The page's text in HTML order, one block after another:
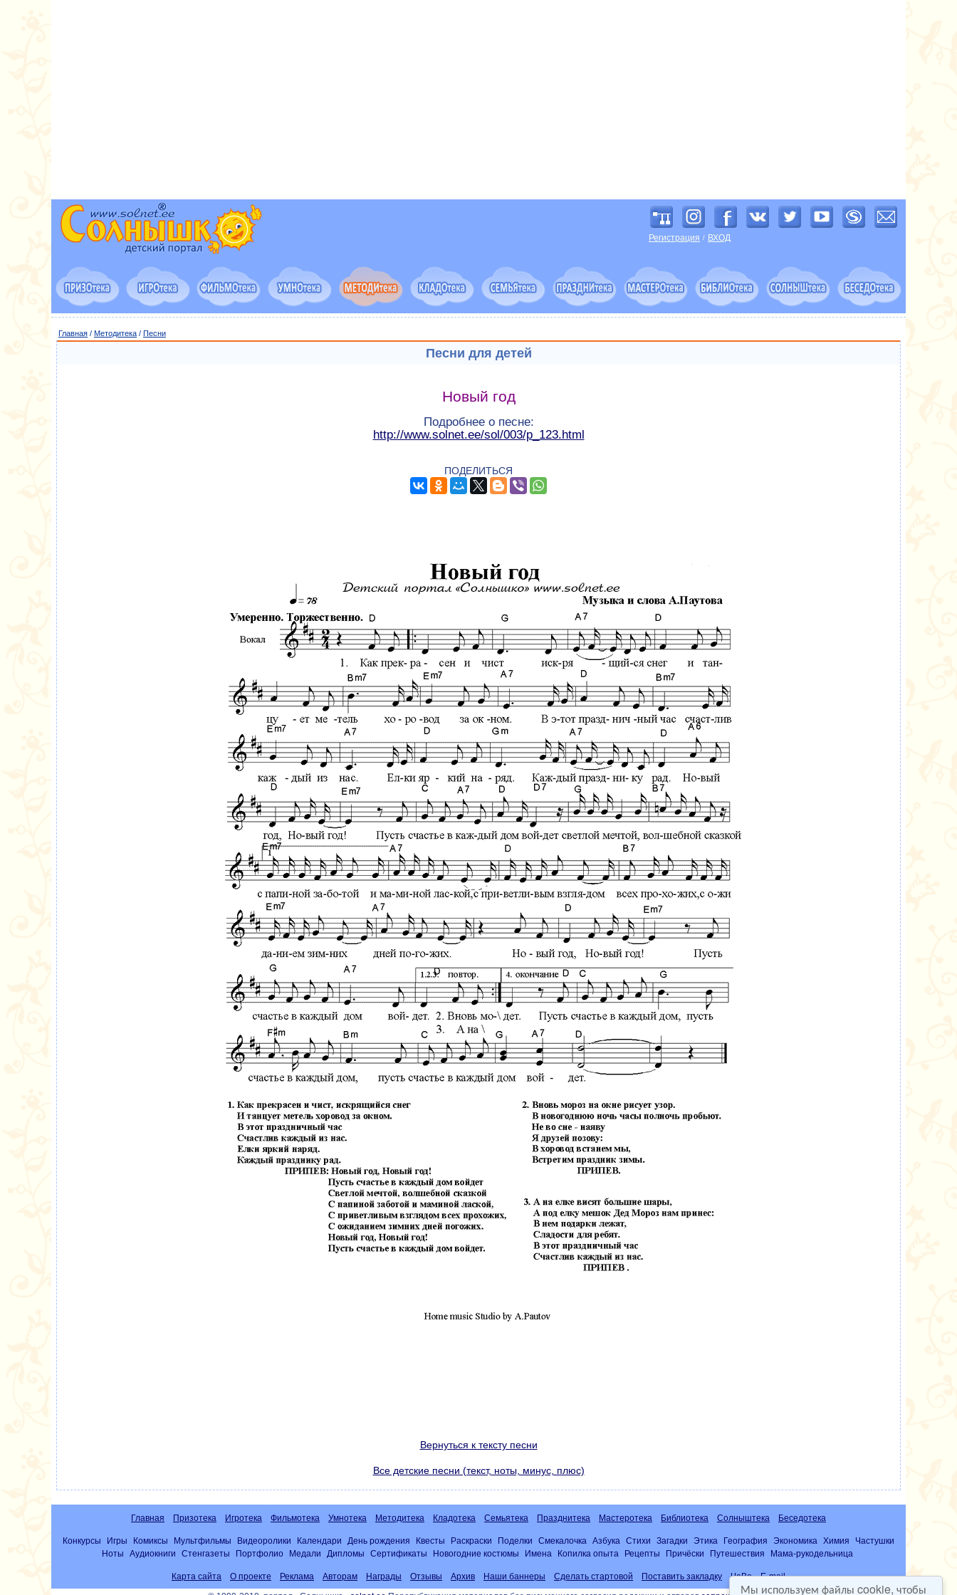
Мы используем файлы cookie, чтобы
Регистрация / ВХОД
Главная / Методитека / Песни
Песни для детей
Новый год
Подробнее о песне:
http://www.solnet.ee/sol/003/p_123.html
ПОДЕЛИТЬСЯ
Вернуться к тексту песни
Все детские песни (текст, ноты, минус, плюс)
Главная Призотека Игротека Фильмотека Умнотека Методитека Кладотека Семьятека Празднитека Мастеротека Библиотека Солныштека Беседотека
Конкурсы Игры Комиксы Мультфильмы Видеоролики Календари День рождения Квесты Раскраски Поделки Смекалочка Азбука Стихи Загадки Этика География Экономика Химия
Частушки
Ноты
Аудиокниги Стенгазеты Портфолио Медали Дипломы Сертификаты Новогодние костюмы Имена Копилка опыта Рецепты Причёски Путешествия Мама-рукодельница
Карта сайта О проекте Реклама Авторам Награды Отзывы Архив Наши баннеры Сделать стартовой Поставить закладку ЧаВо
E-mail